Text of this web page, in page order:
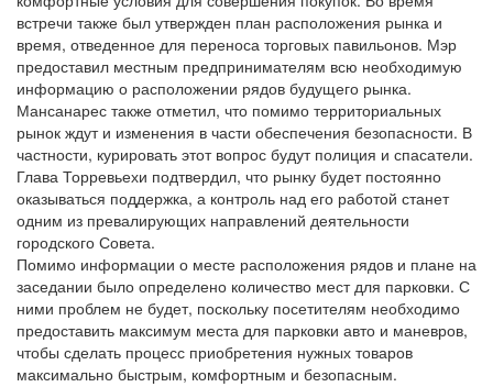
встречи также был утвержден план расположения рынка и
время, отведенное для переноса торговых павильонов. Мэр
предоставил местным предпринимателям всю необходимую
информацию о расположении рядов будущего рынка.
Мансанарес также отметил, что помимо территориальных
рынок ждут и изменения в части обеспечения безопасности. В
частности, курировать этот вопрос будут полиция и спасатели.
Глава Торревьехи подтвердил, что рынку будет постоянно
оказываться поддержка, а контроль над его работой станет
одним из превалирующих направлений деятельности
городского Совета.
Помимо информации о месте расположения рядов и плане на
заседании было определено количество мест для парковки. С
ними проблем не будет, поскольку посетителям необходимо
предоставить максимум места для парковки авто и маневров,
чтобы сделать процесс приобретения нужных товаров
максимально быстрым, комфортным и безопасным.